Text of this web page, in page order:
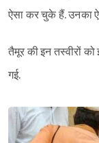
ऐसा कर चुके हैं. उनका
तैमूर की इन तस्वीरों
गई.